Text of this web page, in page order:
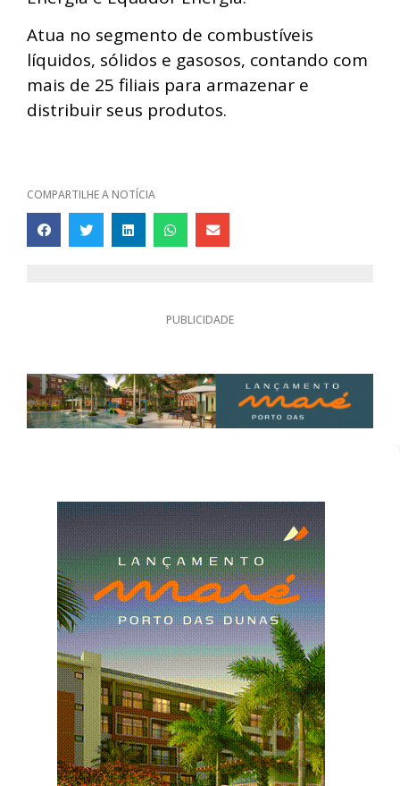
Atua no segmento de combustíveis
líquidos, sólidos e gasosos, contando com
mais de 25 filiais para armazenar e
distribuir seus produtos.
COMPARTILHE A NOTÍCIA
PUBLICIDADE